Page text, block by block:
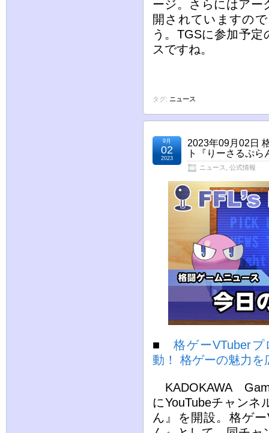
ージ。さらにはアー
開されていますの
う。TGSに参加予
スですね。
タグ: ニュース
2023年09月02日
ト『りーさるぷ
ニュース 公式情報
9月
02
2023
■格ゲーVTuber
動！ 格ゲーの魅力を
KADOKAWA
にYouTubeチャン
ん』を開設。格ゲ